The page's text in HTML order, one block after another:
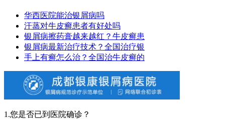
华西医院能治银屑病吗
汗蒸对牛皮癣患者有好处吗
银屑病擦药膏越来越红？牛皮癣患
银屑病最新治疗技术？全国治疗银
手上有癣怎么治？全国治牛皮癣的
1.您是否已到医院确诊？